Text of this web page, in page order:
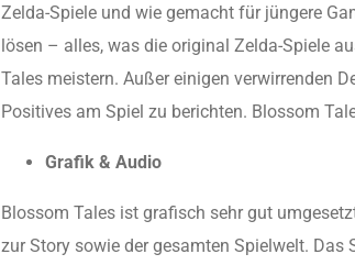
Zelda-Spiele und wie gemacht für jüngere
lösen – alles, was die original Zelda-Spiele
Tales meistern. Außer einigen verwirrenden
Positives am Spiel zu berichten. Blossom
Grafik & Audio
Blossom Tales ist grafisch sehr gut
zur Story sowie der gesamten Spielwelt.